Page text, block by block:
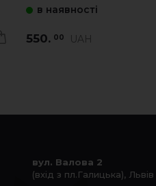
в наявності
550. 00 UAH
вул. Валова 2
(вхід з пл.Галицька), Львів